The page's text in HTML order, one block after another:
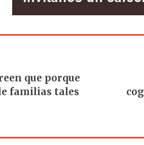
que porque
familias tales